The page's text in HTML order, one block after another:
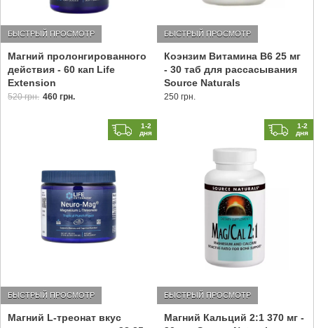
Магний пролонгированного
действия - 60 кап Life
Extension
БЫСТРЫЙ ПРОСМОТР
520 грн. 460 грн.
Коэнзим Витамина В6 25 мг
- 30 таб для рассасывания
Source Naturals
БЫСТРЫЙ ПРОСМОТР
250 грн.
1-2
дня
Магний L-треонат вкус
БЫСТРЫЙ ПРОСМОТР
1-2
дня
Магний Кальций 2:1 370 мг -
БЫСТРЫЙ ПРОСМОТР